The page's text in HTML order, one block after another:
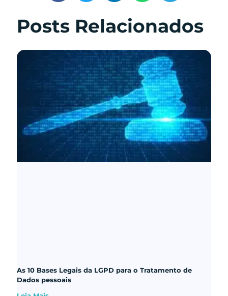
Posts Relacionados
As 10 Bases Legais da LGPD para o Tratamento de
Dados pessoais